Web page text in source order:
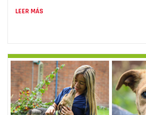
LEER MÁS